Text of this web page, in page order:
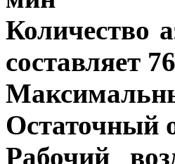
Количество
составляет
Остаточный
Рабочий